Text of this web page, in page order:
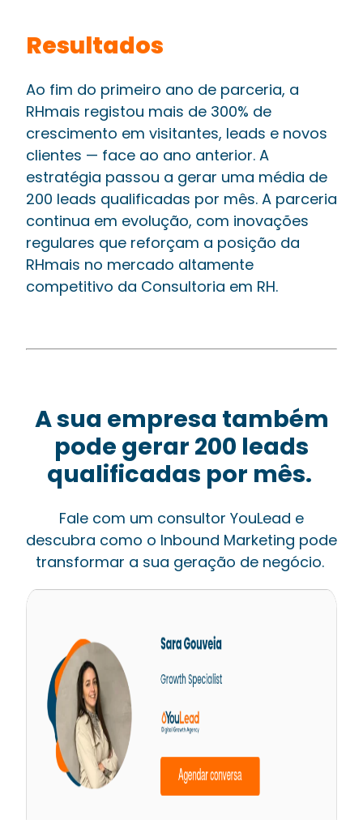
Resultados
Ao fim do primeiro ano de parceria, a
RHmais registou mais de 300% de
crescimento em visitantes, leads e novos
clientes — face ao ano anterior. A
estratégia passou a gerar uma média de
200 leads qualificadas por mês. A parceria
continua em evolução, com inovações
regulares que reforçam a posição da
RHmais no mercado altamente
competitivo da Consultoria em RH.
A sua empresa também
pode gerar 200 leads
qualificadas por mês.
Fale com um consultor YouLead e
descubra como o Inbound Marketing pode
transformar a sua geração de negócio.